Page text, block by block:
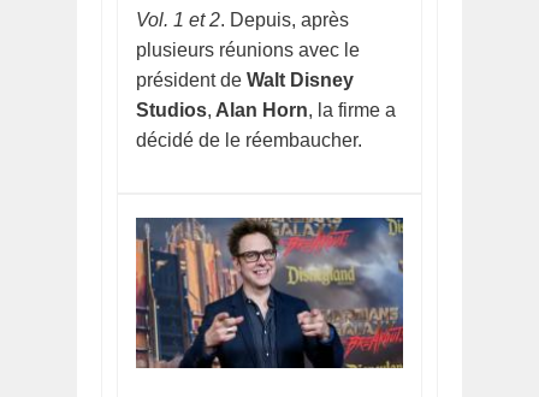
Vol. 1 et 2. Depuis, après
plusieurs réunions avec le
président de Walt Disney
Studios, Alan Horn, la firme a
décidé de le réembaucher.